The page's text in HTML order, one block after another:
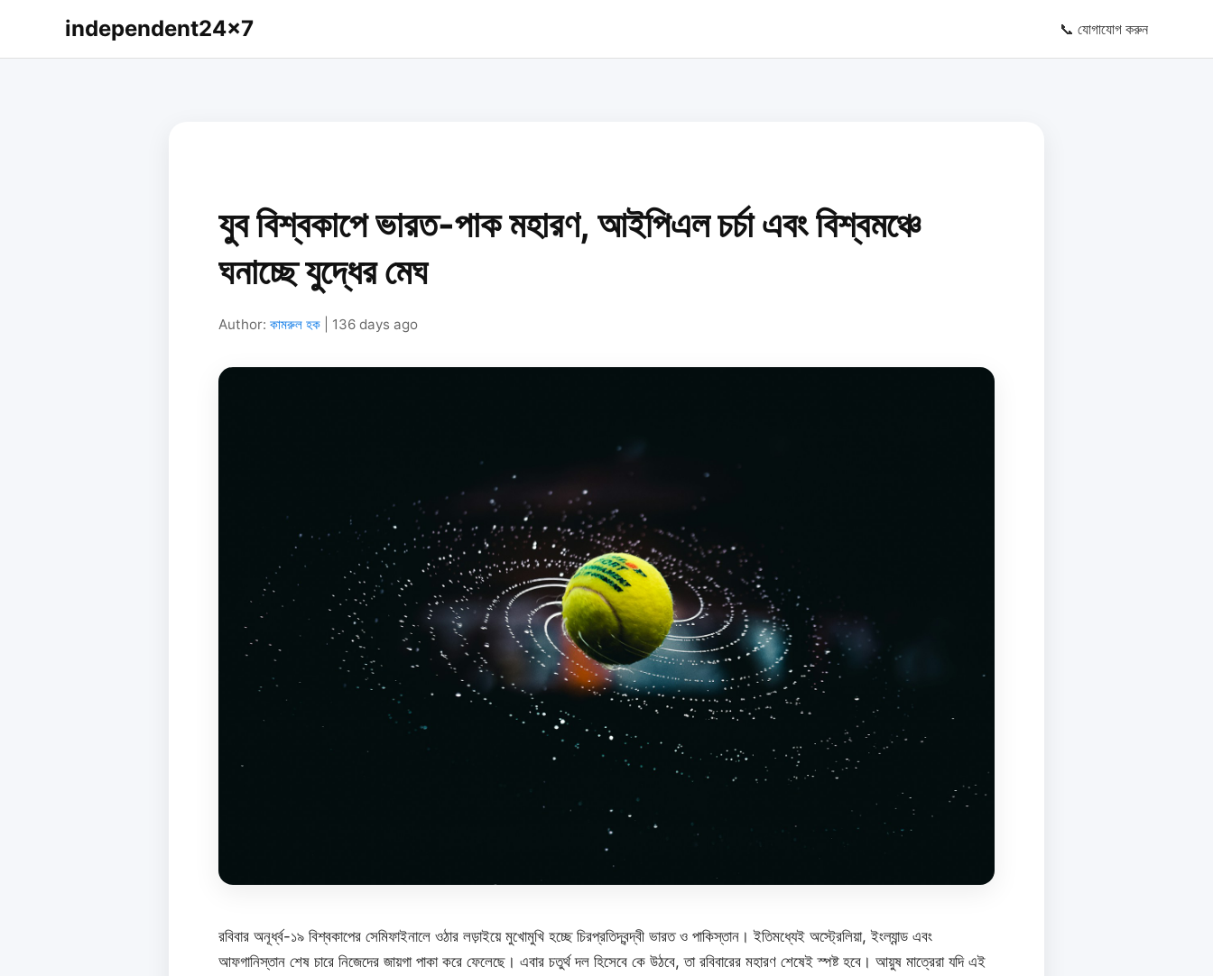
independent24x7 📞 যোগাযোগ করুন
যুব বিশ্বকাপে ভারত-পাক মহারণ, আইপিএল চর্চা এবং বিশ্বমঞ্চে
ঘনাচ্ছে যুদ্ধের মেঘ
Author: কামরুল হক | 136 days ago
রবিবার অনূর্ধ্ব-১৯ বিশ্বকাপের সেমিফাইনালে ওঠার লড়াইয়ে মুখোমুখি হচ্ছে চিরপ্রতিদ্বন্দ্বী ভারত ও পাকিস্তান। ইতিমধ্যেই অস্ট্রেলিয়া, ইংল্যান্ড এবং
আফগানিস্তান শেষ চারে নিজেদের জায়গা পাকা করে ফেলেছে। এবার চতুর্থ দল হিসেবে কে উঠবে, তা রবিবারের মহারণ শেষেই স্পষ্ট হবে। আয়ুষ মাত্রেরা যদি এই